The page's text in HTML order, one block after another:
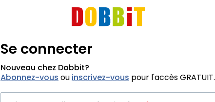
Se connecter
Nouveau chez Dobbit?
Abonnez-vous ou inscrivez-vous pour l'accès GRATUIT.